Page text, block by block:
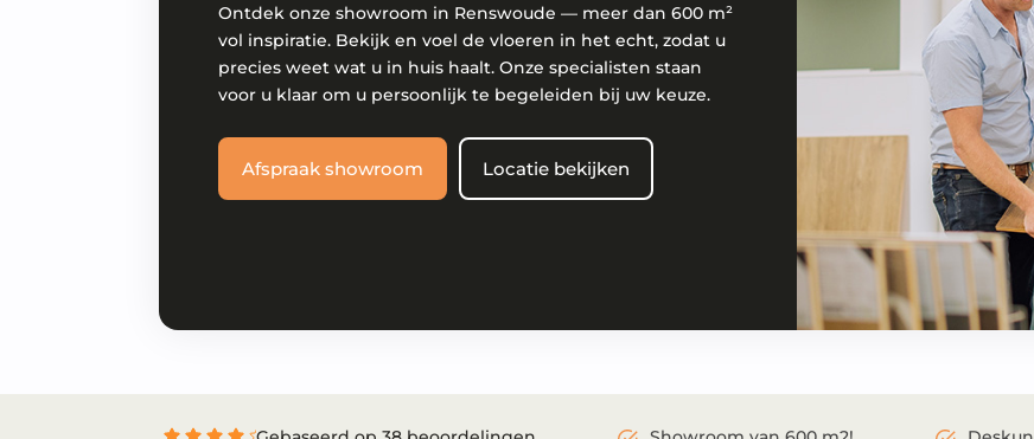
Ontdek onze showroom in Renswoude — meer dan 600 m²
vol inspiratie. Bekijk en voel de vloeren in het echt, zodat u
precies weet wat u in huis haalt. Onze specialisten staan
voor u klaar om u persoonlijk te begeleiden bij uw keuze.
Afspraak showroom Locatie bekijken